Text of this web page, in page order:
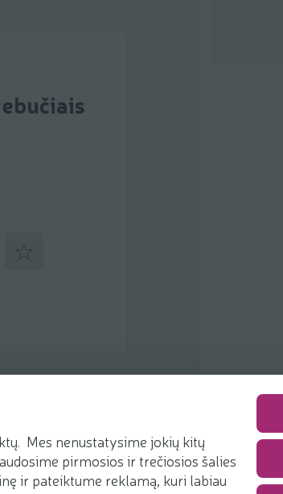
Mes nenustatysime jokių kitų
pirmosios ir trečiosios šalies
ir pateiktume reklamą, kuri labiauPackaging fee